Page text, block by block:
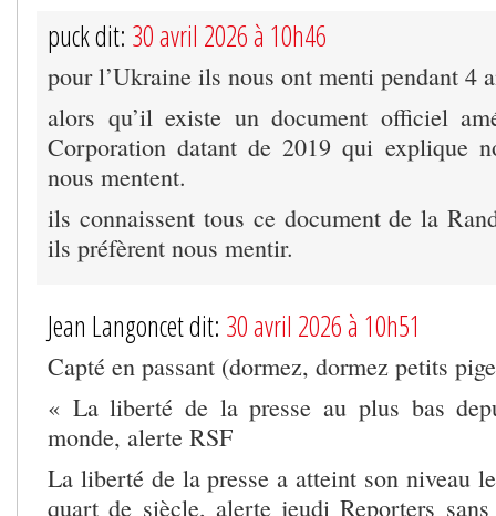
puck dit: 30 avril 2026 à 10h46
pour l’Ukraine ils nous ont menti pendant 4
alors qu’il existe un document officiel
Corporation datant de 2019 qui explique
nous mentent.
ils connaissent tous ce document de la
ils préfèrent nous mentir.
Jean Langoncet dit: 30 avril 2026 à 10h51
Capté en passant (dormez, dormez petits
« La liberté de la presse au plus bas
monde, alerte RSF
La liberté de la presse a atteint son niveau
quart de siècle, alerte jeudi Reporters